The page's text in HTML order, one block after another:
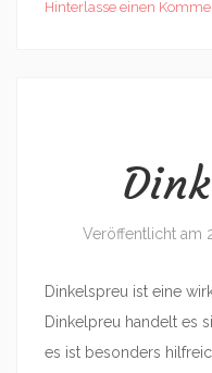
Hinterlasse einen
Veröffentlicht am
Dinkelspreu ist eine
Dinkelpreu handelt es
es ist besonders